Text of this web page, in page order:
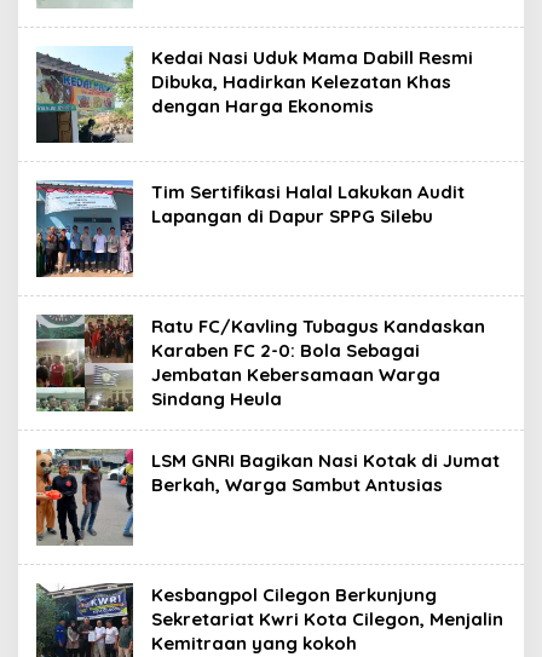
Kedai Nasi Uduk Mama Dabill Resmi
Dibuka, Hadirkan Kelezatan Khas
dengan Harga Ekonomis
Tim Sertifikasi Halal Lakukan Audit
Lapangan di Dapur SPPG Silebu
Ratu FC/Kavling Tubagus Kandaskan
Karaben FC 2-0: Bola Sebagai
Jembatan Kebersamaan Warga
Sindang Heula
LSM GNRI Bagikan Nasi Kotak di Jumat
Berkah, Warga Sambut Antusias
Kesbangpol Cilegon Berkunjung
Sekretariat Kwri Kota Cilegon, Menjalin
Kemitraan yang kokoh